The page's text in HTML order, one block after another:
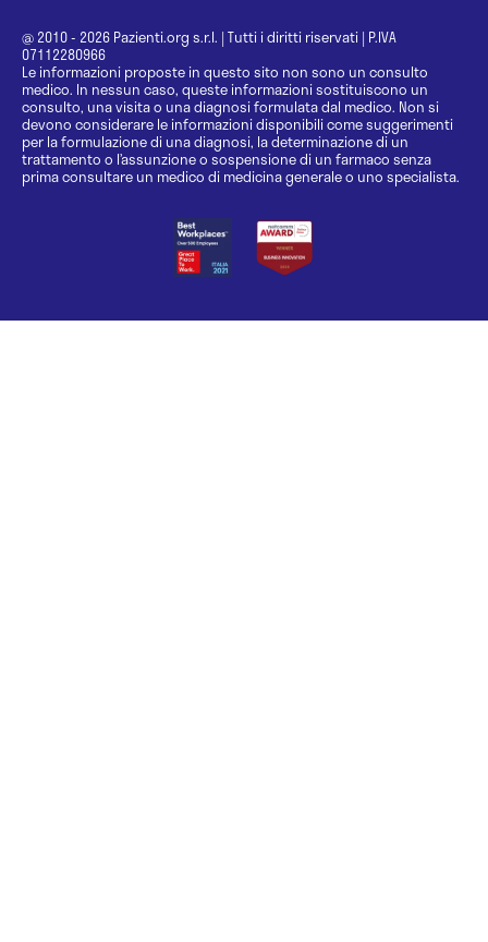
@ 2010 - 2026 Pazienti.org s.r.l. | Tutti i diritti riservati | P.IVA
07112280966
Le informazioni proposte in questo sito non sono un consulto
medico. In nessun caso, queste informazioni sostituiscono un
consulto, una visita o una diagnosi formulata dal medico. Non si
devono considerare le informazioni disponibili come suggerimenti
per la formulazione di una diagnosi, la determinazione di un
trattamento o l’assunzione o sospensione di un farmaco senza
prima consultare un medico di medicina generale o uno specialista.